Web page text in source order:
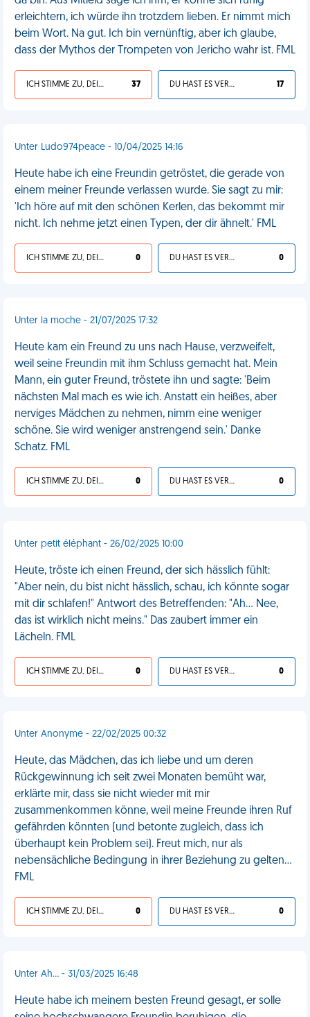
erleichtern, ich würde ihn trotzdem lieben. Er nimmt mich
beim Wort. Na gut. Ich bin vernünftig, aber ich glaube,
dass der Mythos der Trompeten von Jericho wahr ist. FML
ICH STIMME ZU, DEIN LEBEN IST SCHEISSE 37 DU HAST ES VERDIENT 17
Unter Ludo974peace - 10/04/2025 14:16
Heute habe ich eine Freundin getröstet, die gerade von
einem meiner Freunde verlassen wurde. Sie sagt zu mir:
'Ich höre auf mit den schönen Kerlen, das bekommt mir
nicht. Ich nehme jetzt einen Typen, der dir ähnelt.' FML
ICH STIMME ZU, DEIN LEBEN IST SCHEISSE 0 DU HAST ES VERDIENT 0
Unter la moche - 21/07/2025 17:32
Heute kam ein Freund zu uns nach Hause, verzweifelt,
weil seine Freundin mit ihm Schluss gemacht hat. Mein
Mann, ein guter Freund, tröstete ihn und sagte: 'Beim
nächsten Mal mach es wie ich. Anstatt ein heißes, aber
nerviges Mädchen zu nehmen, nimm eine weniger
schöne. Sie wird weniger anstrengend sein.' Danke
Schatz. FML
ICH STIMME ZU, DEIN LEBEN IST SCHEISSE 0 DU HAST ES VERDIENT 0
Unter petit éléphant - 26/02/2025 10:00
Heute, tröste ich einen Freund, der sich hässlich fühlt:
"Aber nein, du bist nicht hässlich, schau, ich könnte sogar
mit dir schlafen!" Antwort des Betreffenden: "Ah… Nee,
das ist wirklich nicht meins." Das zaubert immer ein
Lächeln. FML
ICH STIMME ZU, DEIN LEBEN IST SCHEISSE 0 DU HAST ES VERDIENT 0
Unter Anonyme - 22/02/2025 00:32
Heute, das Mädchen, das ich liebe und um deren
Rückgewinnung ich seit zwei Monaten bemüht war,
erklärte mir, dass sie nicht wieder mit mir
zusammenkommen könne, weil meine Freunde ihren Ruf
gefährden könnten (und betonte zugleich, dass ich
überhaupt kein Problem sei). Freut mich, nur als
nebensächliche Bedingung in ihrer Beziehung zu gelten…
FML
ICH STIMME ZU, DEIN LEBEN IST SCHEISSE 0 DU HAST ES VERDIENT 0
Unter Ah... - 31/03/2025 16:48
Heute habe ich meinem besten Freund gesagt, er solle